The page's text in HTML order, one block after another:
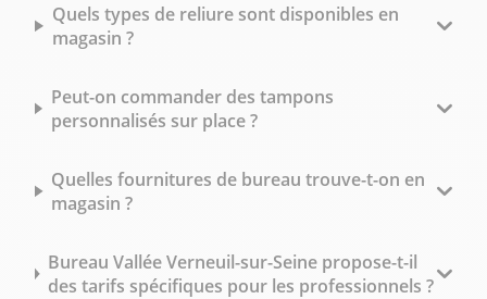
Quels types de reliure sont disponibles en
magasin ?
Peut-on commander des tampons
personnalisés sur place ?
Quelles fournitures de bureau trouve-t-on en
magasin ?
Bureau Vallée Verneuil-sur-Seine propose-t-il
des tarifs spécifiques pour les professionnels ?